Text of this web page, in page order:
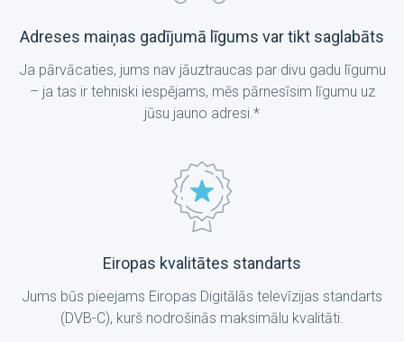
Adreses maiņas gadījumā līgums var tikt saglabāts
Ja pārvācaties, jums nav jāuztraucas par divu gadu līgumu
– ja tas ir tehniski iespējams, mēs pārnesīsim līgumu uz
jūsu jauno adresi.*
Eiropas kvalitātes standarts
Jums būs pieejams Eiropas Digitālās televīzijas standarts
(DVB-C), kurš nodrošinās maksimālu kvalitāti.